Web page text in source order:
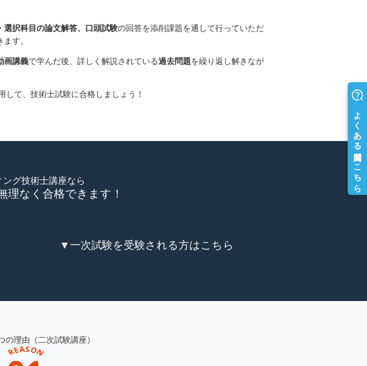
選択科目の論文解答、口頭試験の回答を添削課題を通して行っていただ
す。
画講義で学んだ後、詳しく解説されている過去問題を繰り返し解きなが
て、技術士試験に合格しましょう！
ング技術士講座なら
理なく合格できます！
▼一次試験を受験される方はこちら
の理由（二次試験講座）